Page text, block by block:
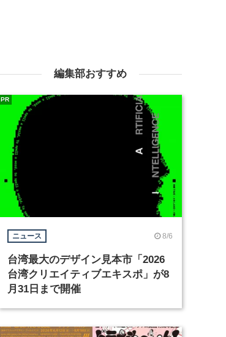
編集部おすすめ
ニュース 8/6
台湾最大のデザイン見本市「2026
台湾クリエイティブエキスポ」が8
月31日まで開催
PR